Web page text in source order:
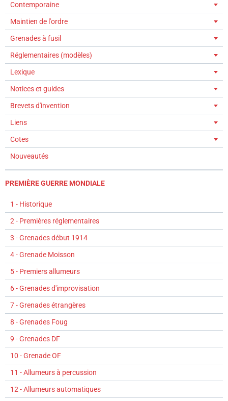
Contemporaine
Maintien de l'ordre
Grenades à fusil
Réglementaires (modèles)
Lexique
Notices et guides
Brevets d'invention
Liens
Cotes
Nouveautés
PREMIÈRE GUERRE MONDIALE
1 - Historique
2 - Premières réglementaires
3 - Grenades début 1914
4 - Grenade Moisson
5 - Premiers allumeurs
6 - Grenades d'improvisation
7 - Grenades étrangères
8 - Grenades Foug
9 - Grenades DF
10 - Grenade OF
11 - Allumeurs à percussion
12 - Allumeurs automatiques